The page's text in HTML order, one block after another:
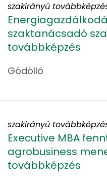
szaktanácsadó
továbbképzés
Gödöllő
szakirányú
Executive MBA
agrobusiness
továbbképzés
szakirányú